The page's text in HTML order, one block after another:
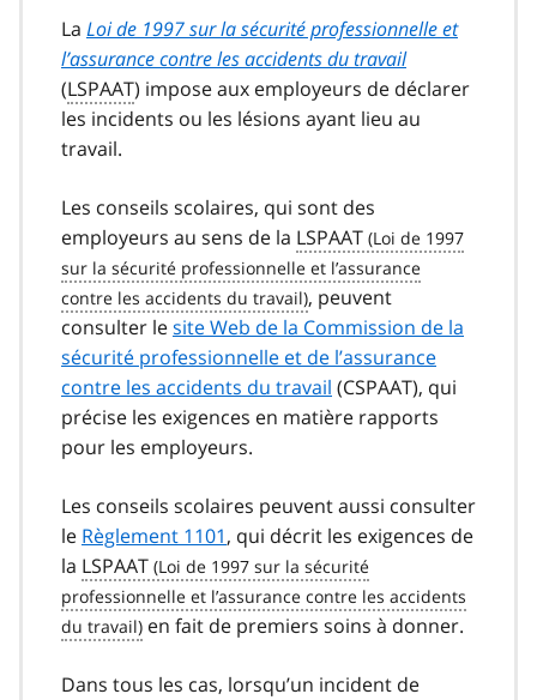
La Loi de 1997 sur la sécurité professionnelle et
l’assurance contre les accidents du travail
(LSPAAT) impose aux employeurs de déclarer
les incidents ou les lésions ayant lieu au
travail.
Les conseils scolaires, qui sont des
employeurs au sens de la LSPAAT
, peuvent
consulter lesite Web de la Commission de la
sécurité professionnelle et de l’assurance
contre les accidents du travail (CSPAAT), qui
précise les exigences en matière rapports
pour les employeurs.
Les conseils scolaires peuvent aussi consulter
le Règlement 1101, qui décrit les exigences de
la LSPAAT
en fait de premiers soins à donner.
Dans tous les cas, lorsqu’un incident de